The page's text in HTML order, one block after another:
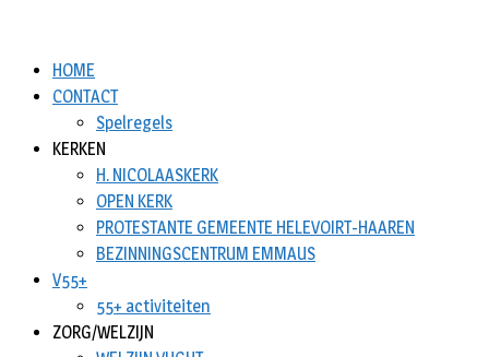
HOME
CONTACT
Spelregels
KERKEN
H. NICOLAASKERK
OPEN KERK
PROTESTANTE GEMEENTE HELEVOIRT-HAAREN
BEZINNINGSCENTRUM EMMAUS
V55+
55+ activiteiten
ZORG/WELZIJN